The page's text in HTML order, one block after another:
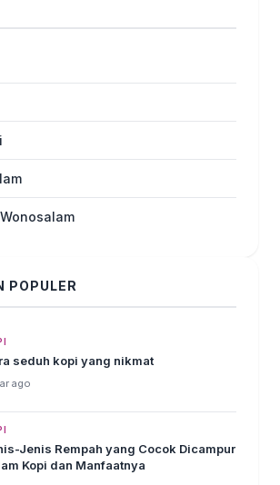
POPULER
seduh kopi yang nikmat
ago
Jenis Rempah yang Cocok Dicampur
Kopi dan Manfaatnya